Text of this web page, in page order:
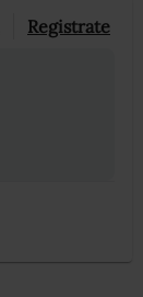
Registrate